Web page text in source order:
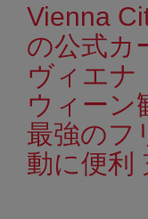
Vienna
の公式カ
ヴィエナ
ウィーン
最強のフ
動に便利